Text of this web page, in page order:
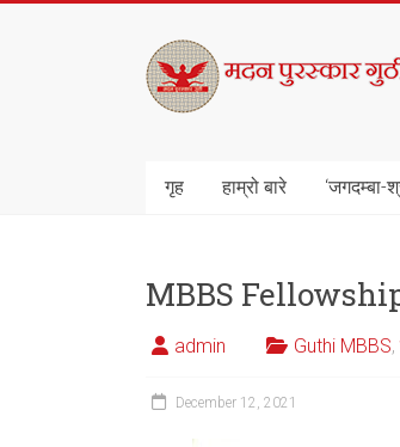
मदन
पुरस्कार
गुठी
गृह हाम्रो बारे ‘जगदम्बा-
MBBS
admin Guthi MBBS,
December 12, 2021